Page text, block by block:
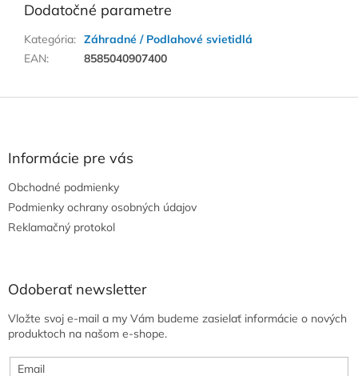
Dodatočné parametre
Kategória: Záhradné / Podlahové svietidlá
EAN: 8585040907400
Informácie pre vás
Obchodné podmienky
Podmienky ochrany osobných údajov
Reklamačný protokol
Odoberať newsletter
Vložte svoj e-mail a my Vám budeme zasielať informácie o nových
produktoch na našom e-shope.
Email